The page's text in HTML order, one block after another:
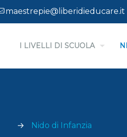
maestrepie@liberidieducare.it
I LIVELLI DI SCUOLA
→ Nido di Infanzia